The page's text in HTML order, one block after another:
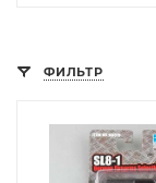
ФИЛЬТР